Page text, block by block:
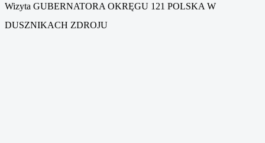
Wizyta GUBERNATORA OKRĘGU 121 POLSKA W
DUSZNIKACH ZDROJU